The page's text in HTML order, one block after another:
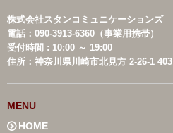
株式会社スタンコミュニケーションズ
電話：090-3913-6360（事業用携帯）
受付時間 : 10:00 ～ 19:00
住所：神奈川県川崎市北見方 2-26-1 403
MENU
HOME